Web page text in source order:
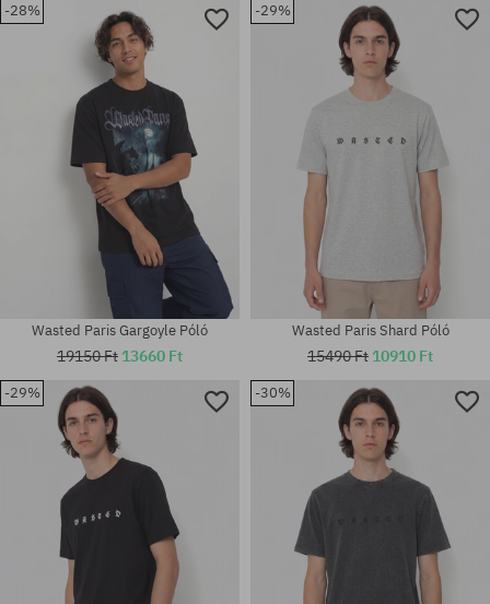
Elérhető méretek:
Elérhető méretek:
Elérhető méretek:
M; L; XL
Elérhető méretek:
-28%
Wasted Paris Gargoyle Póló
19150 Ft 13660 Ft
-29%
Wasted Paris Shard Póló
15490 Ft 10910 Ft
-29% -30%